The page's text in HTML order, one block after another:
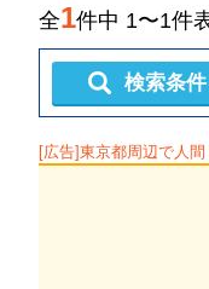
全1件中 1〜1件
検索条
[広告]東京都周辺で人